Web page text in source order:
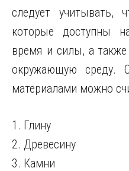
следует учитывать,
которые доступны
время и силы, а также
окружающую среду.
материалами можно
1. Глину
2. Древесину
3. Камни